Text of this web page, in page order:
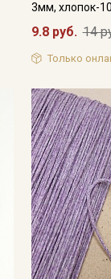
3мм, хлопок-
9.8 руб. 14
Только